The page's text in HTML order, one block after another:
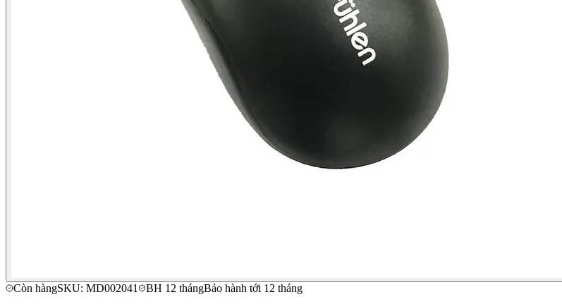
Còn hàngSKU: MD002041 BH 12 thángBảo hành tới 12 tháng